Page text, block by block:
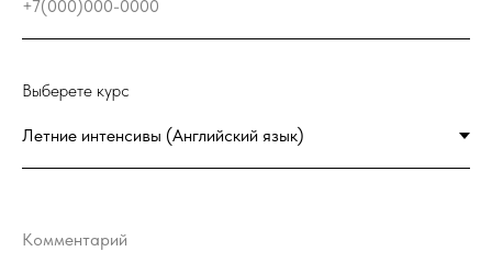
+7(000)000-0000
Выберете курс
Комментарий